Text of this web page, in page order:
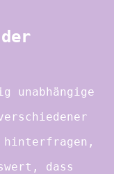
hinterfragen,
dass